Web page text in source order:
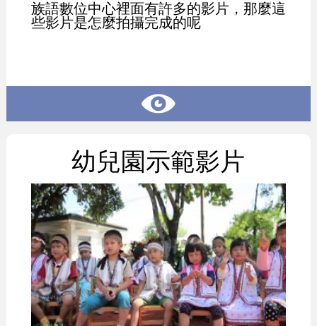
族語數位中心裡面有許多的影片，那麼這
些影片是怎麼拍攝完成的呢
幼兒園示範影片